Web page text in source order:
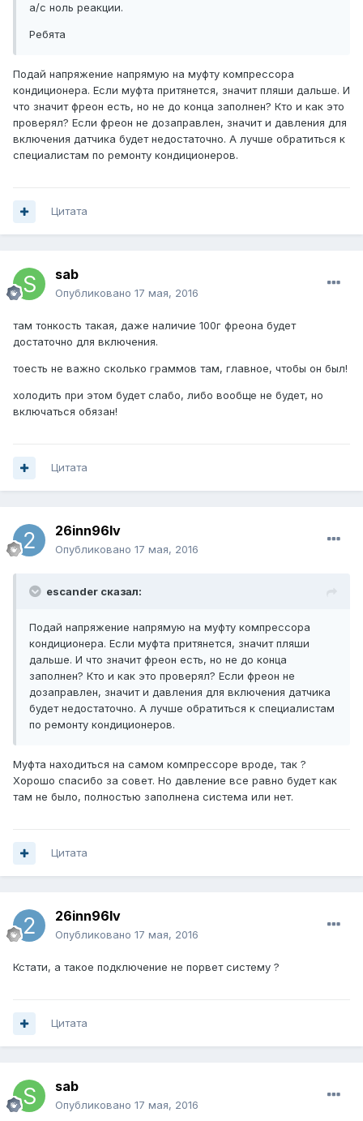
а/с ноль реакции.
Ребята
Подай напряжение напрямую на муфту компрессора
кондиционера. Если муфта притянется, значит пляши дальше. И
что значит фреон есть, но не до конца заполнен? Кто и как это
проверял? Если фреон не дозаправлен, значит и давления для
включения датчика будет недостаточно. А лучше обратиться к
специалистам по ремонту кондиционеров.
Цитата
sab
Опубликовано 17 мая, 2016
там тонкость такая, даже наличие 100г фреона будет
достаточно для включения.
тоесть не важно сколько граммов там, главное, чтобы он был!
холодить при этом будет слабо, либо вообще не будет, но
включаться обязан!
Цитата
26inn96lv
Опубликовано 17 мая, 2016
escander сказал:
Подай напряжение напрямую на муфту компрессора
кондиционера. Если муфта притянется, значит пляши
дальше. И что значит фреон есть, но не до конца
заполнен? Кто и как это проверял? Если фреон не
дозаправлен, значит и давления для включения датчика
будет недостаточно. А лучше обратиться к специалистам
по ремонту кондиционеров.
Муфта находиться на самом компрессоре вроде, так ?
Хорошо спасибо за совет. Но давление все равно будет как
там не было, полностью заполнена система или нет.
Цитата
26inn96lv
Опубликовано 17 мая, 2016
Кстати, а такое подключение не порвет систему ?
Цитата
sab
Опубликовано 17 мая, 2016